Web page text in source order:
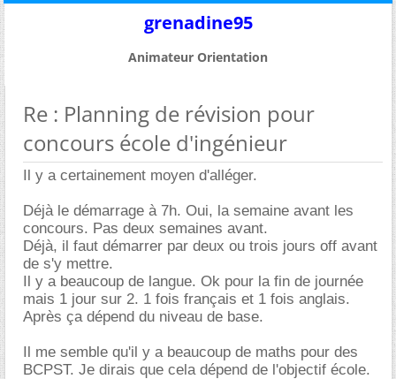
grenadine95
Animateur Orientation
Re : Planning de révision pour
concours école d'ingénieur
Il y a certainement moyen d'alléger.
Déjà le démarrage à 7h. Oui, la semaine avant les
concours. Pas deux semaines avant.
Déjà, il faut démarrer par deux ou trois jours off avant
de s'y mettre.
Il y a beaucoup de langue. Ok pour la fin de journée
mais 1 jour sur 2. 1 fois français et 1 fois anglais.
Après ça dépend du niveau de base.
Il me semble qu'il y a beaucoup de maths pour des
BCPST. Je dirais que cela dépend de l'objectif école.